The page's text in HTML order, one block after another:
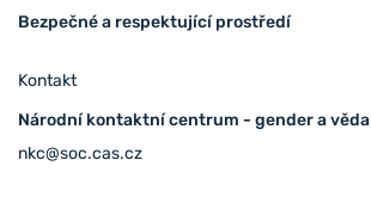
Bezpečné a respektující prostředí
Kontakt
Národní kontaktní centrum - gender a věda
nkc@soc.cas.cz